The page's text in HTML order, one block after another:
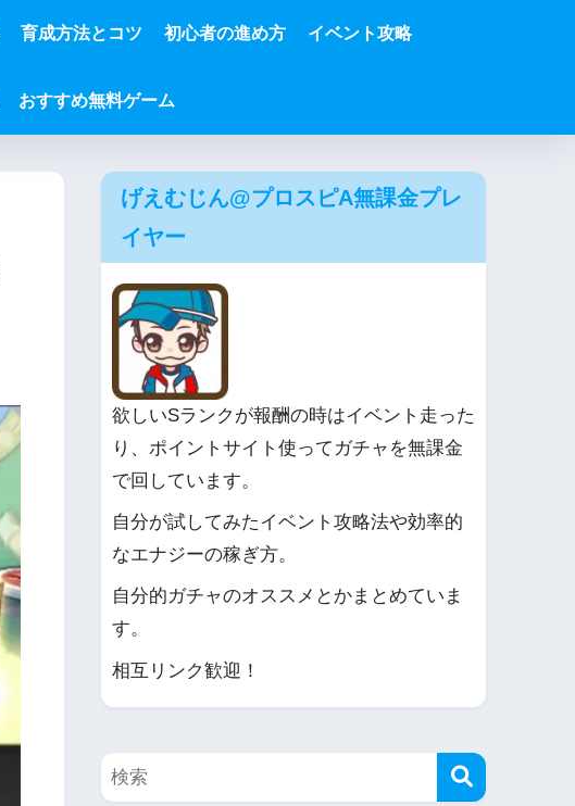
育成方法とコツ 初心者の進め方 イベント攻略
おすすめ無料ゲーム
げえむじん@プロスピA無課金プレ
イヤー
欲しいSランクが報酬の時はイベント走った
り、ポイントサイト使ってガチャを無課金
で回しています。
自分が試してみたイベント攻略法や効率的
なエナジーの稼ぎ方。
自分的ガチャのオススメとかまとめていま
す。
相互リンク歓迎！